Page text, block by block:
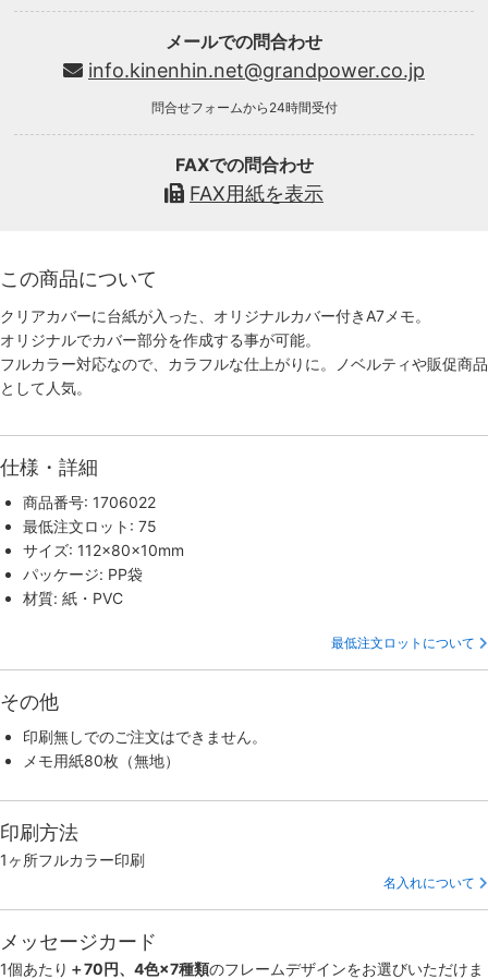
メールでの問合わせ
info.kinenhin.net@grandpower.co.jp
問合せフォームから24時間受付
FAXでの問合わせ
FAX用紙を表示
この商品について
クリアカバーに台紙が入った、オリジナルカバー付きA7メモ。
オリジナルでカバー部分を作成する事が可能。
フルカラー対応なので、カラフルな仕上がりに。ノベルティや販促商品
として人気。
仕様・詳細
商品番号: 1706022
最低注文ロット: 75
サイズ: 112×80×10mm
パッケージ: PP袋
材質: 紙・PVC
最低注文ロットについて
その他
印刷無しでのご注文はできません。
メモ用紙80枚（無地）
印刷方法
1ヶ所フルカラー印刷
名入れについて
メッセージカード
1個あたり ＋70円、4色×7種類のフレームデザインをお選びいただけま